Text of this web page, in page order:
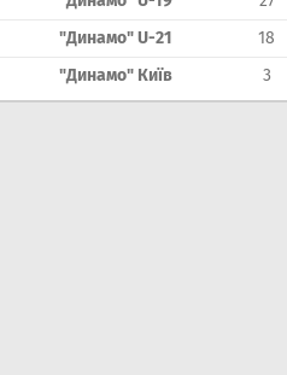
"Динамо" U-21
18
"Динамо" Київ 3